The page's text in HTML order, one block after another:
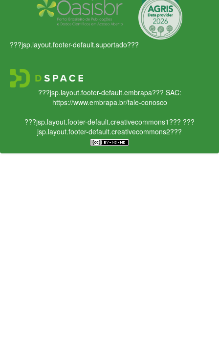
???jsp.layout.footer-default.suportado???
???jsp.layout.footer-default.embrapa??? SAC:
https://www.embrapa.br/fale-conosco
???jsp.layout.footer-default.creativecommons1??? ???
jsp.layout.footer-default.creativecommons2???